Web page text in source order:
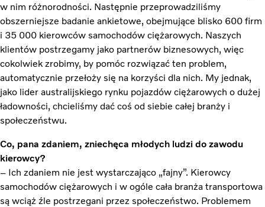
w nim różnorodności. Następnie przeprowadziliśmy
obszerniejsze badanie ankietowe, obejmujące blisko 600 firm
i 35 000 kierowców samochodów ciężarowych. Naszych
klientów postrzegamy jako partnerów biznesowych, więc
cokolwiek zrobimy, by pomóc rozwiązać ten problem,
automatycznie przełoży się na korzyści dla nich. My jednak,
jako lider australijskiego rynku pojazdów ciężarowych o dużej
ładowności, chcieliśmy dać coś od siebie całej branży i
społeczeństwu.
Co, pana zdaniem, zniechęca młodych ludzi do zawodu
kierowcy?
– Ich zdaniem nie jest wystarczająco „fajny”. Kierowcy
samochodów ciężarowych i w ogóle cała branża transportowa
są wciąż źle postrzegani przez społeczeństwo. Problemem